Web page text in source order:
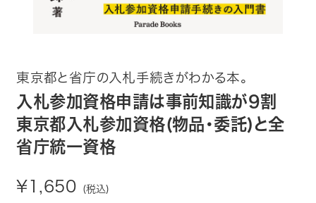
社会・思想・哲学
写真集
東京都と省庁の入札手続きがわかる本。
入札参加資格申請は事前知識が9割
東京都入札参加資格(物品・委託)と全
省庁統一資格
¥1,650 (税込)